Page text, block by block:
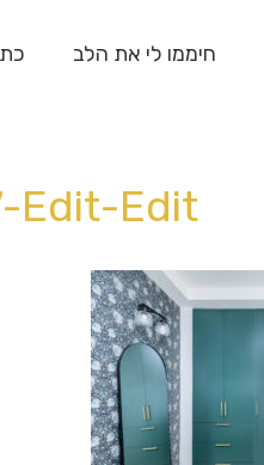
חיממו לי את הלב
Edit-Edit